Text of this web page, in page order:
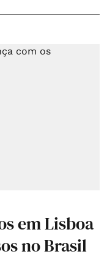
em Lisboa
no Brasil